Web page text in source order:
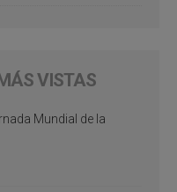
VISTAS
Mundial de la